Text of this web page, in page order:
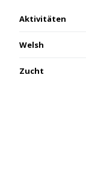
Aktivitäten
Welsh
Zucht